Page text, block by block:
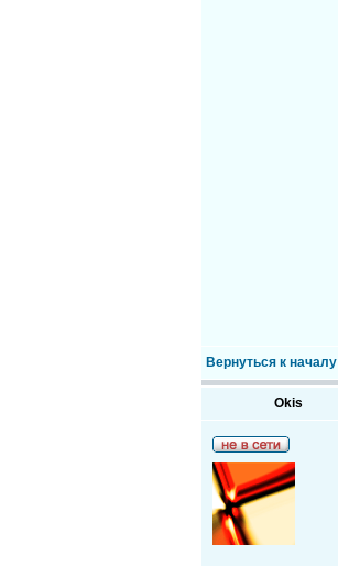
Вернуться к началу
Okis